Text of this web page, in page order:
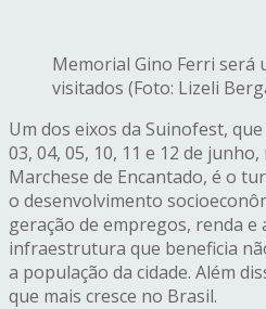
Memorial Gino Ferri será
visitados (Foto: Lizeli
Um dos eixos da Suinofest,
03, 04, 05, 10, 11 e 12 de
Marchese de Encantado, é o
o desenvolvimento
geração de empregos, renda e
infraestrutura que beneficia
a população da cidade. Além
que mais cresce no Brasil.